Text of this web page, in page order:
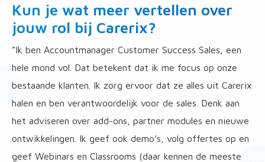
Kun je wat meer vertellen over
jouw rol bij Carerix?
”Ik ben Accountmanager Customer Success Sales, een
hele mond vol. Dat betekent dat ik me focus op onze
bestaande klanten. Ik zorg ervoor dat ze alles uit Carerix
halen en ben verantwoordelijk voor de sales. Denk aan
het adviseren over add-ons, partner modules en nieuwe
ontwikkelingen. Ik geef ook demo’s, volg offertes op en
geef Webinars en Classrooms (daar kennen de meeste